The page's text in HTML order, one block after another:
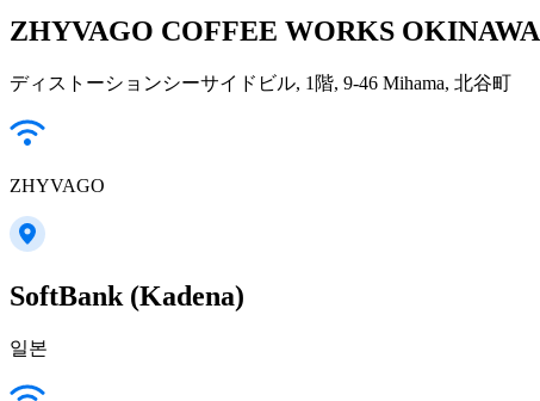
ZHYVAGO COFFEE WORKS OKINAWA
ディストーションシーサイドビル, 1階, 9-46 Mihama, 北谷町
ZHYVAGO
SoftBank (Kadena)
일본